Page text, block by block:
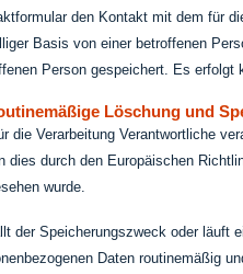
den Kontakt mit dem für
Basis von einer betroffenen
Person gespeichert. Es erfolgt
Löschung und
die Verarbeitung Verantwortliche
dies durch den Europäischen
wurde.
der Speicherungszweck oder läuft
Daten routinemäßig